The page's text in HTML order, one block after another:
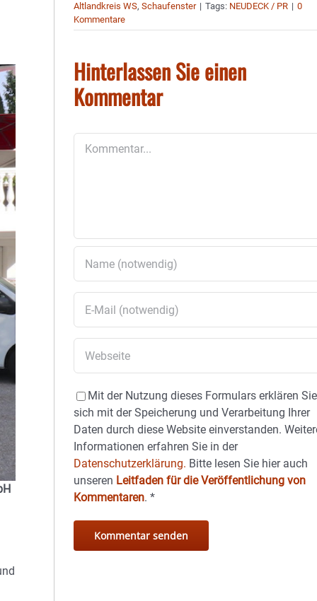
Altlandkreis WS,Schaufenster | Tags: NEUDECK / PR | 0
Kommentare
Hinterlassen Sie einen
Kommentar
Mit der Nutzung dieses Formulars erklären Sie
sich mit der Speicherung und Verarbeitung Ihrer
Daten durch diese Website einverstanden.
Informationen erfahren Sie in der
Datenschutzerklärung. Bitte lesen Sie hier auch
unseren Leitfaden für die Veröffentlichung von
Kommentaren.*